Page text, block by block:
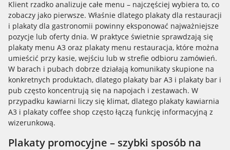
Klient rzadko analizuje całe menu – najczęściej wybiera to, co
zobaczy jako pierwsze. Właśnie dlatego plakaty dla restauracji
i plakaty dla gastronomii powinny eksponować najważniejsze
pozycje lub oferty dnia. W praktyce świetnie sprawdzają się
plakaty menu A3 oraz plakaty menu restauracja, które można
umieścić przy kasie, wejściu lub w strefie odbioru zamówień.
W barach i pubach dobrze działają komunikaty skupione na
konkretnych produktach, dlatego plakaty bar A3 i plakaty bar i
pub często koncentrują się na napojach i zestawach. W
przypadku kawiarni liczy się klimat, dlatego plakaty kawiarnia
A3 i plakaty coffee shop często łączą funkcję informacyjną z
wizerunkową.
Plakaty promocyjne – szybki sposób na